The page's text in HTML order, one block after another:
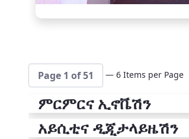
Page 1 of 51 — 6 Items per Page
ምርምርና ኢኖቬሽን
አይሲቲና ዲጂታላይዜሽን